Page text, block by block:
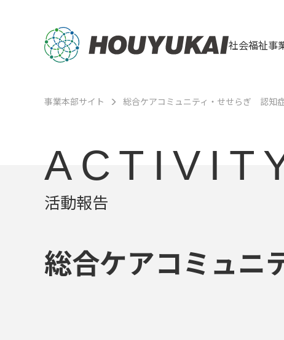
社会福祉事
事業本部サイト 総合ケアコミュニティ・せせらぎ 認知
活動報告
総合ケアコミュ